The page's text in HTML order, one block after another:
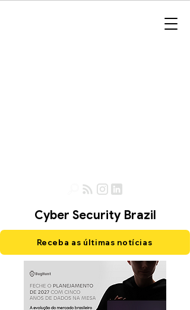
Cyber Security Brazil
Receba as últimas notícias